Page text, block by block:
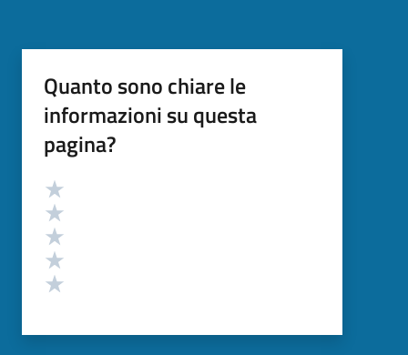
Quanto sono chiare le
informazioni su questa
pagina?
Valutazione